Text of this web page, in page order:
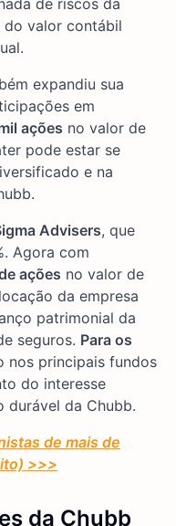
do valor contábil
expandiu sua
em
ações no valor de
pode estar se
e na
Advisers, que
Agora com
ações no valor de
da empresa
patrimonial da
seguros. Para os
nos principais fundos
do interesse
durável da Chubb.
de mais de
>>>
da Chubb